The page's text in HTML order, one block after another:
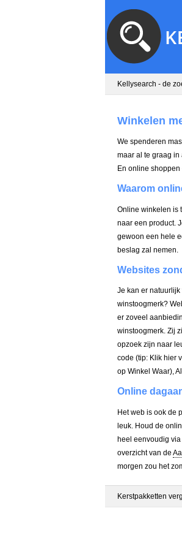
Kellysearch - de
Winkelen
We spenderen
maar al te graag
En online
Waarom
Online winkelen is
naar een product.
gewoon een hele
beslag zal nemen.
Websites
Je kan er
winstoogmerk?
er zoveel
winstoogmerk. Zij
opzoek zijn naar
code (tip: Klik hier
op Winkel Waar),
Online
Het web is ook de
leuk. Houd de
heel eenvoudig
overzicht van de
morgen zou het
Kerstpakketten